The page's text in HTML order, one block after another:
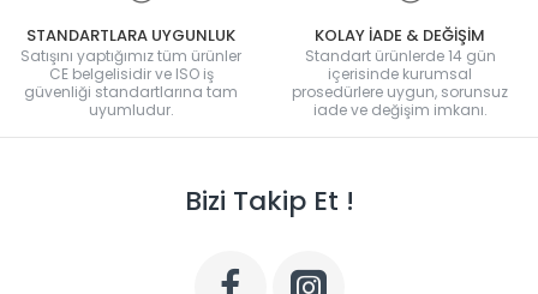
STANDARTLARA UYGUNLUK
Satışını yaptığımız tüm ürünler
CE belgelisidir ve ISO iş
güvenliği standartlarına tam
uyumludur.
KOLAY İADE & DEĞİŞİM
Standart ürünlerde 14 gün
içerisinde kurumsal
prosedürlere uygun, sorunsuz
iade ve değişim imkanı.
Bizi Takip Et !